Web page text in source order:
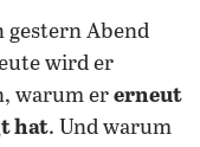
gestern Abend
wird er
warum er erneut
hat. Und warum